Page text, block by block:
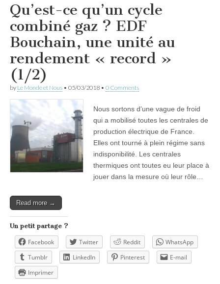
Qu’est-ce qu’un cycle
combiné gaz ? EDF
Bouchain, une unité au
rendement « record »
(1/2)
by Le Monde et Nous • 05/03/2018 • 0 Comments
Nous sortons d’une vague de froid
qui a mobilisé toutes les centrales de
production électrique de France.
Elles ont tourné à plein régime sans
indisponibilité. Les centrales
thermiques ont toutes eu leur place à
jouer dans la mesure où leur rôle…
Read more →
Un petit partage ?
Facebook Twitter Reddit
WhatsApp
Tumblr
LinkedIn Pinterest
E-mail
Imprimer